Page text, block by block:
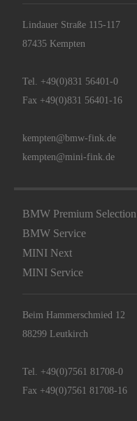
Lindauer Straße 115-117
87435 Kempten
Tel. +49(0)831 56401-0
Fax +49(0)831 56401-16
kempten@bmw-fink.de
kempten@mini-fink.de
BMW Premium Selection
BMW Service
MINI Next
MINI Service
Beim Hammerschmied 12
88299 Leutkirch
Tel. +49(0)7561 81708-0
Fax +49(0)7561 81708-16